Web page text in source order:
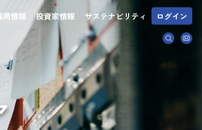
用情報 投資家情報 サステナビリティ ログイン